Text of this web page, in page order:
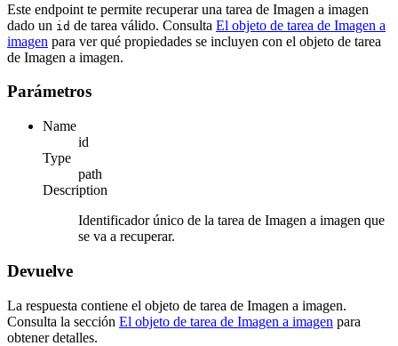
Este endpoint te permite recuperar una tarea de Imagen a imagen
dado un id de tarea válido. Consulta El objeto de tarea de Imagen a
imagen para ver qué propiedades se incluyen con el objeto de tarea
de Imagen a imagen.
Parámetros
Name
id
Type
path
Description
Identificador único de la tarea de Imagen a imagen que
se va a recuperar.
Devuelve
La respuesta contiene el objeto de tarea de Imagen a imagen.
Consulta la sección El objeto de tarea de Imagen a imagen para
obtener detalles.